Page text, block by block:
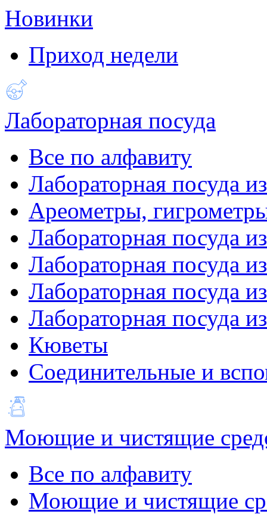
Новинки
Приход недели
Лабораторная посуда
Все по алфавиту
Лабораторная посуда
Ареометры,
Лабораторная посуда
Лабораторная посуда
Лабораторная посуда
Лабораторная посуда
Кюветы
Соединительные и
Моющие и чистящие
Все по алфавиту
Моющие и чистящие